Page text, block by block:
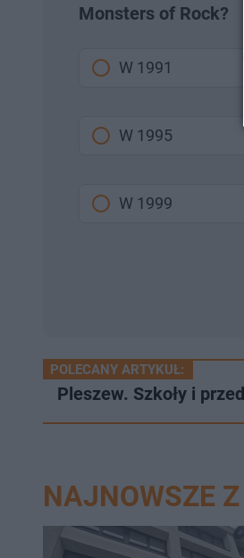
Monsters of Rock?
W 1991
W 1995
W 1999
POLECANY ARTYKUŁ:
Pleszew. Szkoły i
NAJNOWSZE